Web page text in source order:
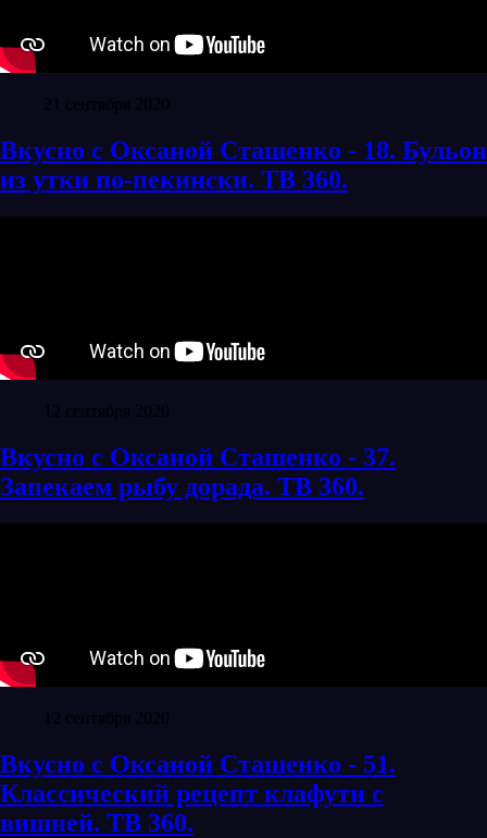
21 сентября 2020
Вкусно с Оксаной Сташенко - 18. Бульон
из утки по-пекински. ТВ 360.
12 сентября 2020
Вкусно с Оксаной Сташенко - 37.
Запекаем рыбу дорада. ТВ 360.
12 сентября 2020
Вкусно с Оксаной Сташенко - 51.
Классический рецепт клафути с
вишней. ТВ 360.